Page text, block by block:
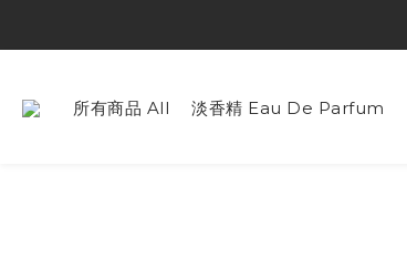
所有商品 All 淡香精 Eau De Parfum